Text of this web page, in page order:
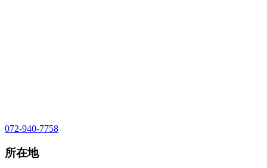
072-940-7758
所在地